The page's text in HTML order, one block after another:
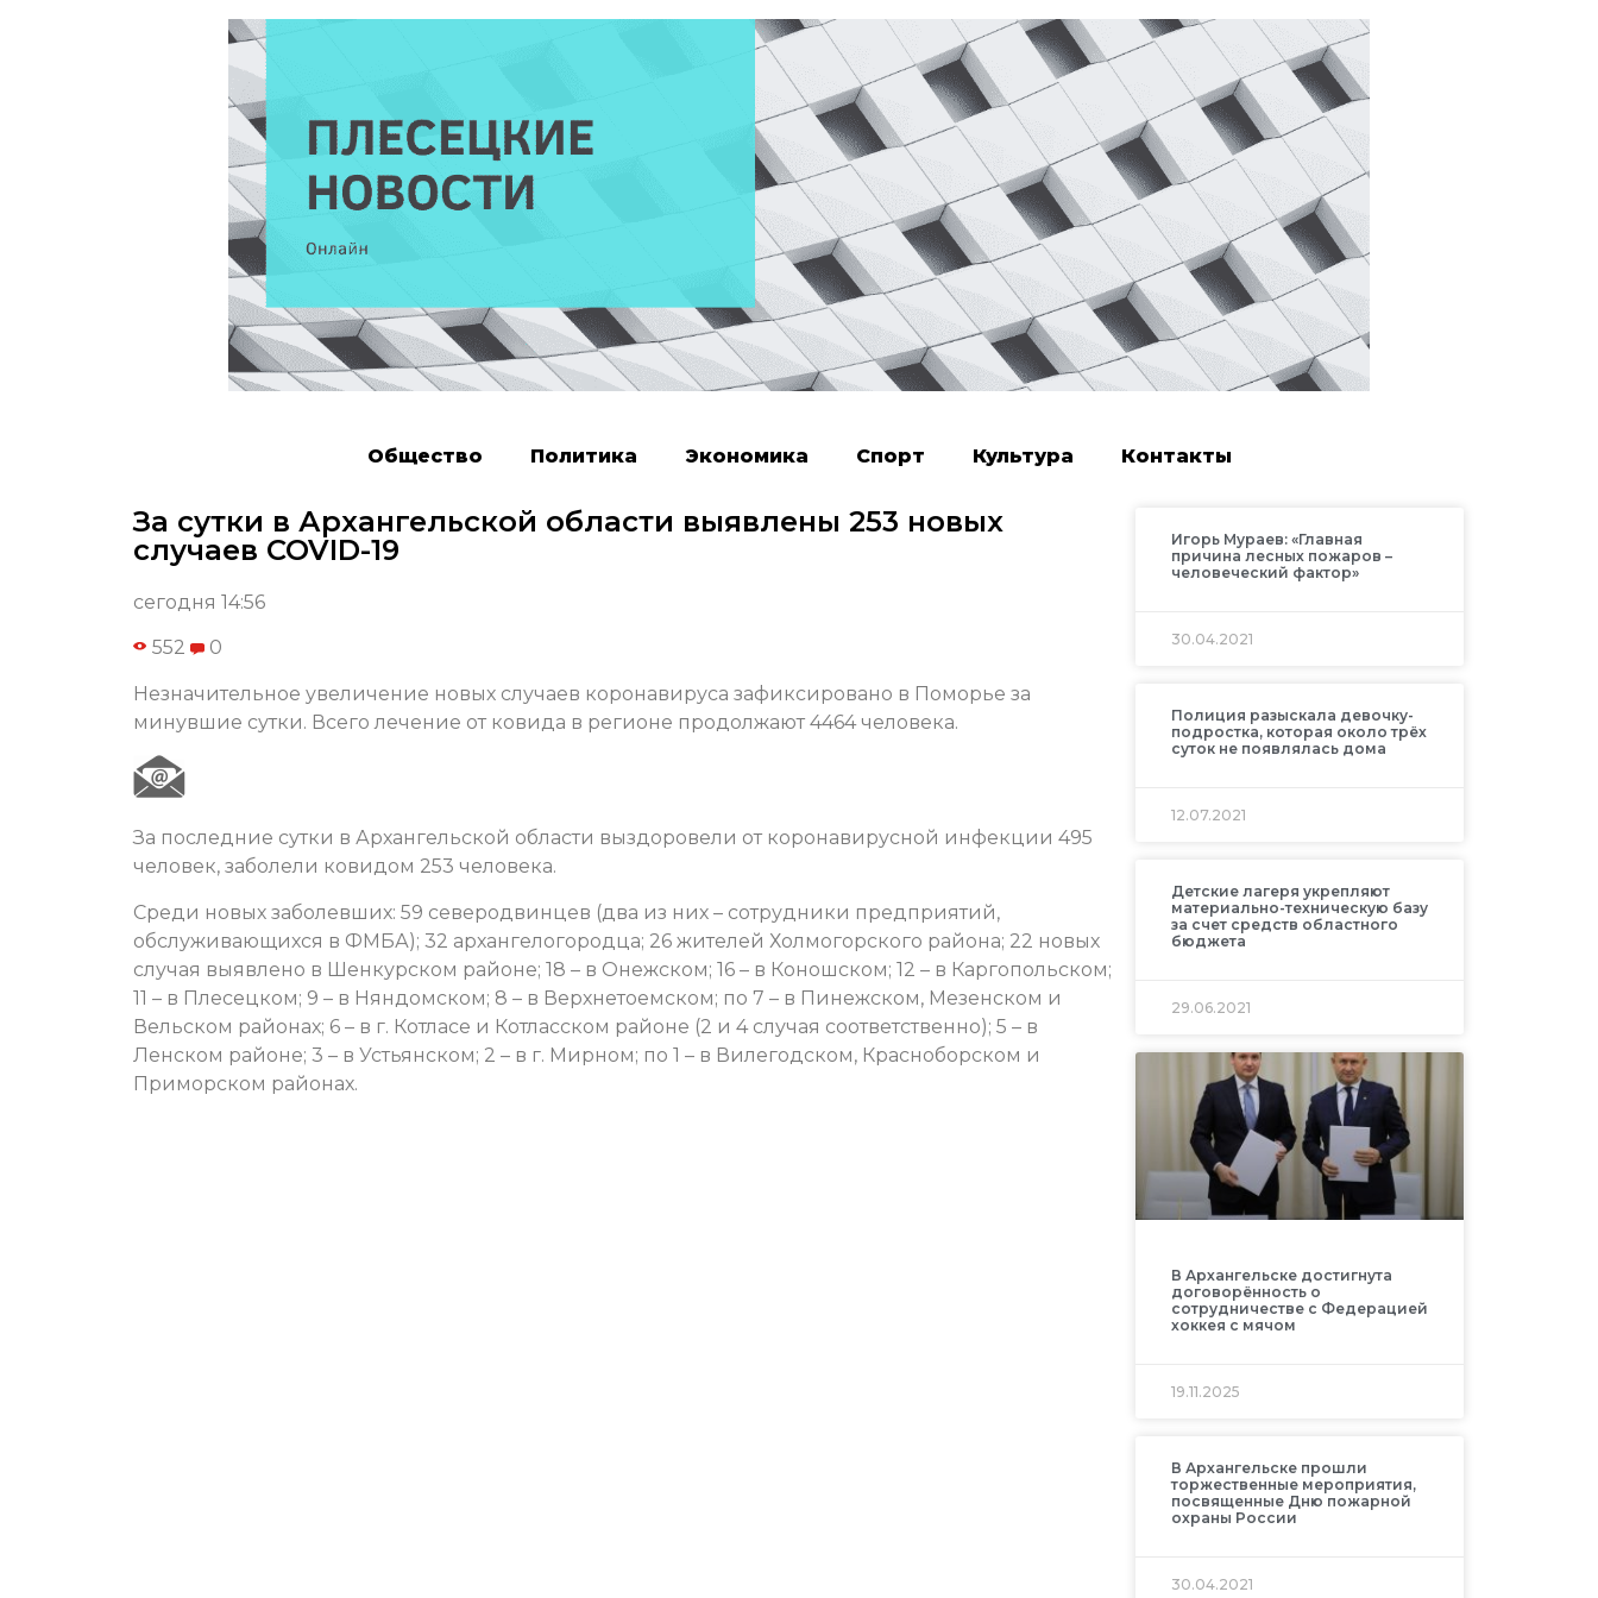
Общество Политика Экономика Спорт Культура Контакты
За сутки в Архангельской области выявлены 253 новых
случаев COVID-19
сегодня 14:56
552 0
Незначительное увеличение новых случаев коронавируса зафиксировано в Поморье за
минувшие сутки. Всего лечение от ковида в регионе продолжают 4464 человека.
За последние сутки в Архангельской области выздоровели от коронавирусной инфекции 495
человек, заболели ковидом 253 человека.
Среди новых заболевших: 59 северодвинцев (два из них – сотрудники предприятий,
обслуживающихся в ФМБА); 32 архангелогородца; 26 жителей Холмогорского района; 22 новых
случая выявлено в Шенкурском районе; 18 – в Онежском; 16 – в Коношском; 12 – в Каргопольском;
11 – в Плесецком; 9 – в Няндомском; 8 – в Верхнетоемском; по 7 – в Пинежском, Мезенском и
Вельском районах; 6 – в г. Котласе и Котласском районе (2 и 4 случая соответственно); 5 – в
Ленском районе; 3 – в Устьянском; 2 – в г. Мирном; по 1 – в Вилегодском, Красноборском и
Приморском районах.
Игорь Мураев: «Главная
причина лесных пожаров –
человеческий фактор»
30.04.2021
Полиция разыскала девочку-
подростка, которая около трёх
суток не появлялась дома
12.07.2021
Детские лагеря укрепляют
материально-техническую базу
за счет средств областного
бюджета
29.06.2021
В Архангельске достигнута
договорённость о
сотрудничестве с Федерацией
хоккея с мячом
19.11.2025
В Архангельске прошли
торжественные мероприятия,
посвященные Дню пожарной
охраны России
30.04.2021